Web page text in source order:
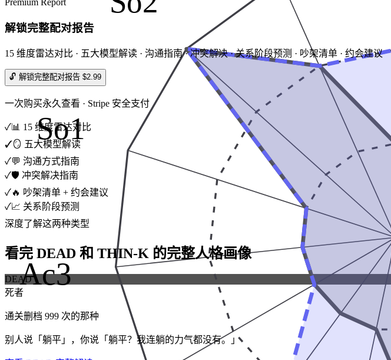
Ac3
So1
解锁完整配对报告
15 维度雷达对比 · 五大模型解读 · 沟通指南 · 冲突解决 · 关系阶段预测 · 吵架清单 · 约会建议
🔓 解锁完整配对报告 $2.99
一次购买永久查看 · Stripe 安全支付
✓📊 15 维度雷达对比
✓🪞 五大模型解读
✓💬 沟通方式指南
✓🛡️ 冲突解决指南
✓🔥 吵架清单 + 约会建议
✓📈 关系阶段预测
深度了解这两种类型
看完 DEAD 和 THIN-K 的完整人格画像
DEAD
死者
通关删档 999 次的那种
别人说「躺平」，你说「躺平？我连躺的力气都没有。」